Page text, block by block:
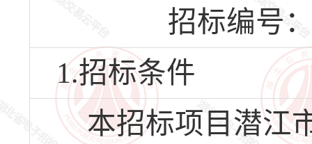
招标编号
1.招标条件
本招标项目潜江市